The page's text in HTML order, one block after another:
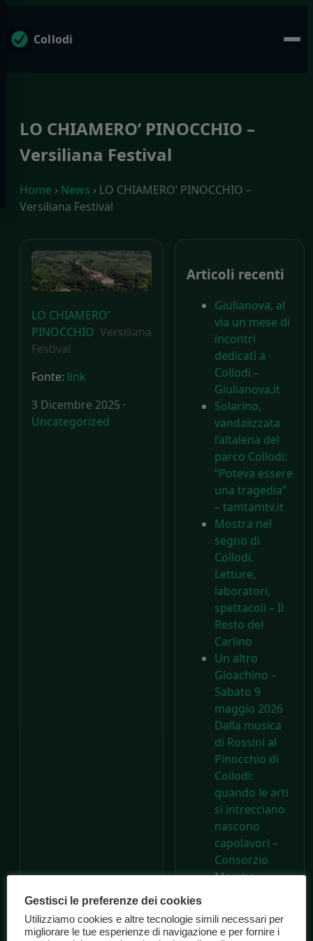
Collodi
LO CHIAMERO’ PINOCCHIO –
Versiliana Festival
Home › News › LO CHIAMERO’ PINOCCHIO –
Versiliana Festival
LO CHIAMERO’
PINOCCHIO Versiliana
Festival
Fonte: link
3 Dicembre 2025 ·
Uncategorized
Articoli recenti
Giulianova, al
via un mese di
incontri
dedicati a
Collodi –
Giulianova.it
Solarino,
vandalizzata
l’altalena del
parco Collodi:
“Poteva essere
una tragedia”
– tamtamtv.it
Mostra nel
segno di
Collodi.
Letture,
laboratori,
spettacoli – Il
Resto del
Carlino
Un altro
Gioachino –
Sabato 9
maggio 2026
Dalla musica
di Rossini al
Pinocchio di
Collodi:
quando le arti
si intrecciano
nascono
capolavori –
Consorzio
Marche
dalla nascita di
Gestisci le preferenze dei cookies
Utilizziamo cookies e altre tecnologie simili necessari per
migliorare le tue esperienze di navigazione e per fornire i